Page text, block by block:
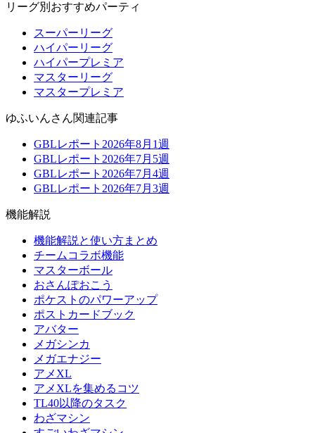
リーグ別おすすめパーティ
スーパーリーグ
ハイパーリーグ
ハイパープレミア
マスターリーグ
マスタープレミア
ゆふいんさん関連記事
GBLレポート2026年8月1週
GBLレポート2026年7月5週
GBLレポート2026年7月4週
GBLレポート2026年7月3週
機能解説
機能解説と使い方まとめ
チームコラボ機能
マスターボール
おさんぽおこう
ポケストのパワーアップ
ポストカードブック
アバター
メガシンカ
メガエナジー
アメXL
アメXLを集めるコツ
TL40以降のタスク
わざマシン